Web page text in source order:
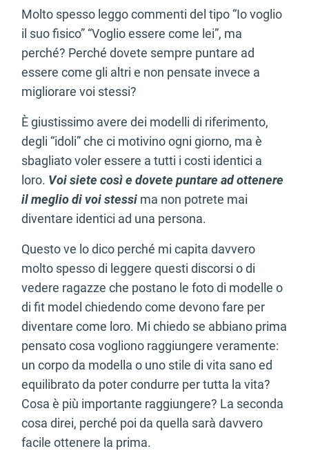
Molto spesso leggo commenti del tipo “Io voglio
il suo fisico” “Voglio essere come lei”, ma
perché? Perché dovete sempre puntare ad
essere come gli altri e non pensate invece a
migliorare voi stessi?
È giustissimo avere dei modelli di riferimento,
degli “idoli” che ci motivino ogni giorno, ma è
sbagliato voler essere a tutti i costi identici a
loro. Voi siete così e dovete puntare ad ottenere
il meglio di voi stessi ma non potrete mai
diventare identici ad una persona.
Questo ve lo dico perché mi capita davvero
molto spesso di leggere questi discorsi o di
vedere ragazze che postano le foto di modelle o
di fit model chiedendo come devono fare per
diventare come loro. Mi chiedo se abbiano prima
pensato cosa vogliono raggiungere veramente:
un corpo da modella o uno stile di vita sano ed
equilibrato da poter condurre per tutta la vita?
Cosa è più importante raggiungere? La seconda
cosa direi, perché poi da quella sarà davvero
facile ottenere la prima.